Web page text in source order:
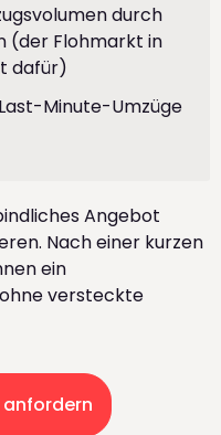
durch
(der Flohmarkt in
dafür)
Minute-Umzüge
Angebot
Nach einer kurzen
ein
versteckte